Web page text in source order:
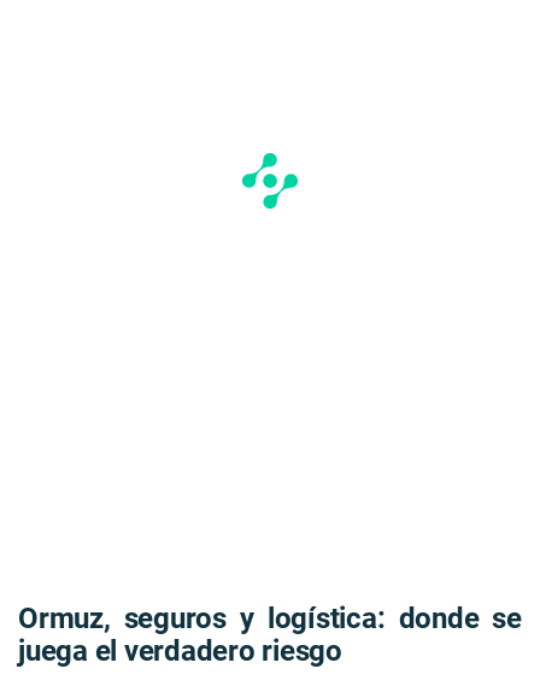
Ormuz, seguros y logística: donde se
juega el verdadero riesgo